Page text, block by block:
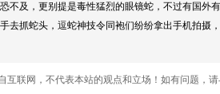
不及，更别提是毒性猛烈的眼镜蛇，不过有国外
去抓蛇头，逗蛇神技令同袍们纷纷拿出手机拍摄
联网，不代表本站的观点和立场！如有问题，请